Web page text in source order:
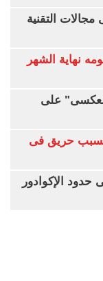
التقنية
نهاية الشهر
على
بسبب حريق فى
حدود الإكوادور